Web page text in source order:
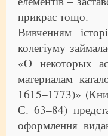
прикрас тощо.
Вивченням
колегіуму
«О некоторых
материалам
1615–1773)»
С. 63–84)
оформлення